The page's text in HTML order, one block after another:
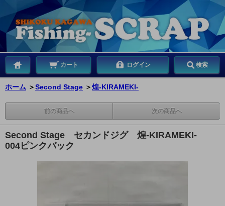
カート ログイン 検索
ホーム ＞Second Stage ＞煌-KIRAMEKI-
前の商品へ 次の商品へ
Second Stage セカンドジグ 煌-KIRAMEKI-
004ピンクバック